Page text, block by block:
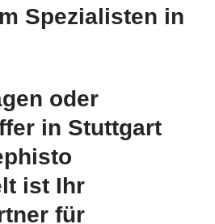
Spezialisten in
oder
in Stuttgart
ist Ihr
für